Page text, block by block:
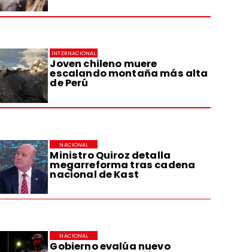
Joven chileno muere
escalando montaña más alta
de Perú
INTERNACIONAL
Ministro Quiroz detalla
megarreforma tras cadena
nacional de Kast
NACIONAL
Gobierno evalúa nuevo
NACIONAL